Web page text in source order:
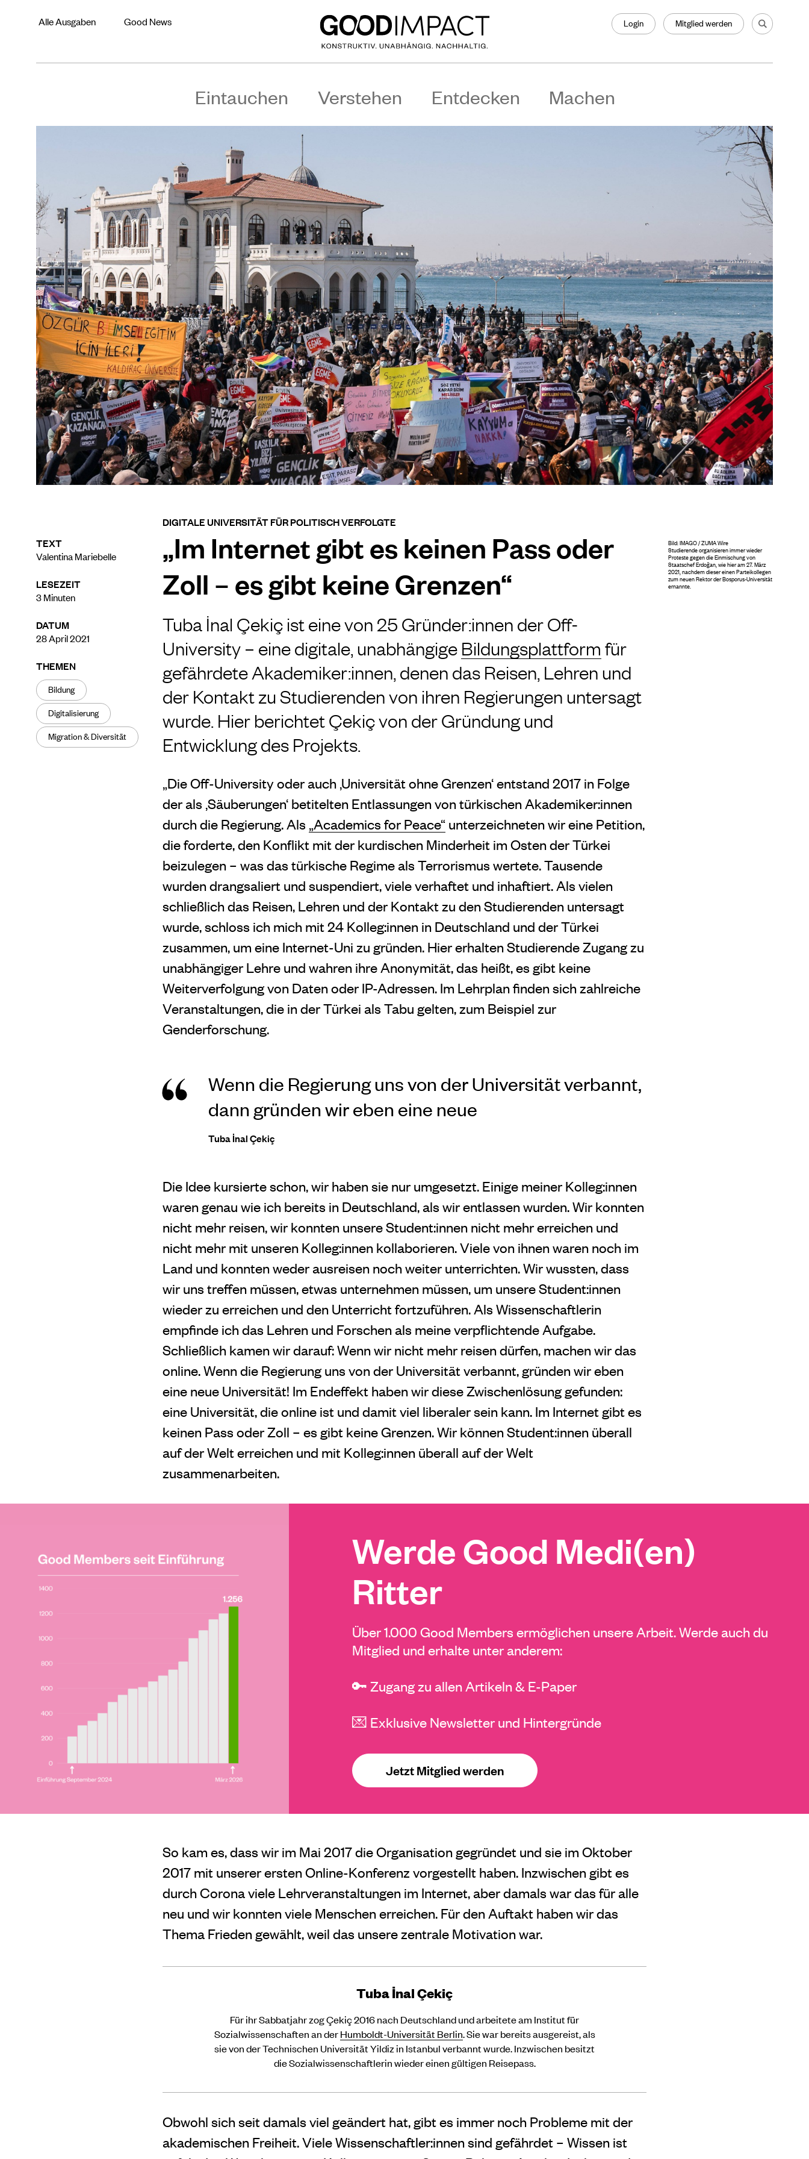
Alle Ausgaben Good News Login Mitglied werden
Eintauchen Verstehen Entdecken Machen
TEXT
Valentina Mariebelle
LESEZEIT
3Minuten
DATUM
28 April 2021
THEMEN
Bildung
Digitalisierung
Migration & Diversität
DIGITALE UNIVERSITÄT FÜR POLITISCH VERFOLGTE
„Im Internet gibt es keinen Pass oder
Zoll – es gibt keine Grenzen“
Tuba İnal Çekiç ist eine von 25 Gründer:innen der Off-
University – eine digitale, unabhängige Bildungsplattform für
gefährdete Akademiker:innen, denen das Reisen, Lehren und
der Kontakt zu Studierenden von ihren Regierungen untersagt
wurde. Hier berichtet Çekiç von der Gründung und
Entwicklung des Projekts.
„Die Off-University oder auch ‚Universität ohne Grenzen‘ entstand 2017 in Folge
der als ‚Säuberungen‘ betitelten Entlassungen von türkischen Akademiker:innen
durch die Regierung. Als „Academics for Peace“ unterzeichneten wir eine Petition,
die forderte, den Konflikt mit der kurdischen Minderheit im Osten der Türkei
beizulegen – was das türkische Regime als Terrorismus wertete. Tausende
wurden drangsaliert und suspendiert, viele verhaftet und inhaftiert. Als vielen
schließlich das Reisen, Lehren und der Kontakt zu den Studierenden untersagt
wurde, schloss ich mich mit 24 Kolleg:innen in Deutschland und der Türkei
zusammen, um eine Internet-Uni zu gründen. Hier erhalten Studierende Zugang zu
unabhängiger Lehre und wahren ihre Anonymität, das heißt, es gibt keine
Weiterverfolgung von Daten oder IP-Adressen. Im Lehrplan finden sich zahlreiche
Veranstaltungen, die in der Türkei als Tabu gelten, zum Beispiel zur
Genderforschung.
Wenn die Regierung uns von der Universität verbannt,
dann gründen wir eben eine neue
Tuba İnal Çekiç
Die Idee kursierte schon, wir haben sie nur umgesetzt. Einige meiner Kolleg:innen
waren genau wie ich bereits in Deutschland, als wir entlassen wurden. Wir konnten
nicht mehr reisen, wir konnten unsere Student:innen nicht mehr erreichen und
nicht mehr mit unseren Kolleg:innen kollaborieren. Viele von ihnen waren noch im
Land und konnten weder ausreisen noch weiter unterrichten. Wir wussten, dass
wir uns treffen müssen, etwas unternehmen müssen, um unsere Student:innen
wieder zu erreichen und den Unterricht fortzuführen. Als Wissenschaftlerin
empfinde ich das Lehren und Forschen als meine verpflichtende Aufgabe.
Schließlich kamen wir darauf: Wenn wir nicht mehr reisen dürfen, machen wir das
online. Wenn die Regierung uns von der Universität verbannt, gründen wir eben
eine neue Universität! Im Endeffekt haben wir diese Zwischenlösung gefunden:
eine Universität, die online ist und damit viel liberaler sein kann. Im Internet gibt es
keinen Pass oder Zoll – es gibt keine Grenzen. Wir können Student:innen überall
auf der Welt erreichen und mit Kolleg:innen überall auf der Welt
zusammenarbeiten.
Werde Good Medi(en)
Ritter
Über 1.000 Good Members ermöglichen unsere Arbeit. Werde auch du
Mitglied und erhalte unter anderem:
🔑 Zugang zu allen Artikeln & E-Paper
💌 Exklusive Newsletter und Hintergründe
Jetzt Mitglied werden
So kam es, dass wir im Mai 2017 die Organisation gegründet und sie im Oktober
2017 mit unserer ersten Online-Konferenz vorgestellt haben. Inzwischen gibt es
durch Corona viele Lehrveranstaltungen im Internet, aber damals war das für alle
neu und wir konnten viele Menschen erreichen. Für den Auftakt haben wir das
Thema Frieden gewählt, weil das unsere zentrale Motivation war.
Tuba İnal Çekiç
Für ihr Sabbatjahr zog Çekiç 2016 nach Deutschland und arbeitete am Institut für
Sozialwissenschaften an derHumboldt-Universität Berlin. Sie war bereits ausgereist, als
sie von der Technischen Universität Yildiz in Istanbul verbannt wurde. Inzwischen besitzt
die Sozialwissenschaftlerin wieder einen gültigen Reisepass.
Obwohl sich seit damals viel geändert hat, gibt es immer noch Probleme mit der
akademischen Freiheit. Viele Wissenschaftler:innen sind gefährdet – Wissen ist
Bild: IMAGO / ZUMA Wire
Studierende organisieren immer wieder
Proteste gegen die Einmischung von
Staatschef Erdoğan, wie hier am 27. März
2021, nachdem dieser einen Parteikollegen
zum neuen Rektor der Bosporus-Universität
ernannte.